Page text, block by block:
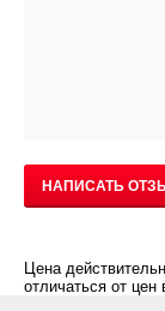
НАПИСАТЬ
Цена
отличаться от цен